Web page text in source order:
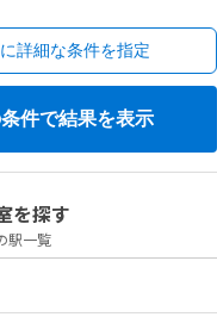
詳細な条件を指定
を探す
駅一覧